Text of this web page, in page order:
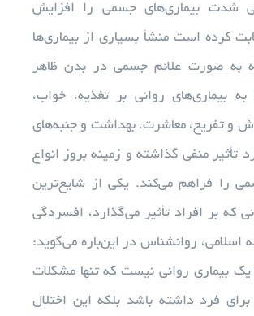
شدت بیماری‌های جسمی را افزایش
کرده است منشأ بسیاری از بیماری‌ها
به صورت علائم جسمی در بدن ظاهر
به بیماری‌های روانی بر تغذیه، خواب،
و تفریح، معاشرت، بهداشت و جنبه‌های
تأثیر منفی گذاشته و زمینه بروز انواع
را فراهم می‌کند. یکی از شایع‌ترین
که بر افراد تأثیر می‌گذارد، افسردگی
اسلامی، روانشناس در این‌باره می‌گوید:
بیماری روانی نیست که تنها مشکلات
فرد داشته باشد بلکه این اختلال